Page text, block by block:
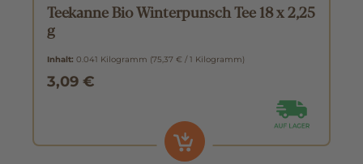
Teekanne Bio Winterpunsch Tee 18 x 2,25
g
Inhalt: 0.041 Kilogramm (75,37 € / 1 Kilogramm)
3,09 €